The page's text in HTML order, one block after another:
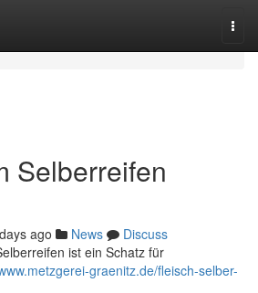
Selberreifen
ago News
Discuss
ist ein Schatz für
graenitz.de/fleisch-selber-